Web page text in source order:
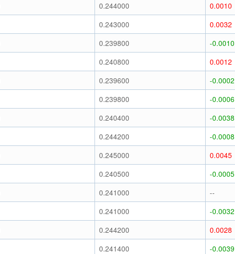
0.244000 0.0010
0.243000 0.0032
0.239800 -0.0010
0.240800 0.0012
0.239600 -0.0002
0.239800 -0.0006
0.240400 -0.0038
0.244200 -0.0008
0.245000 0.0045
0.240500 -0.0005
0.241000 --
0.241000 -0.0032
0.244200 0.0028
0.241400 -0.0039